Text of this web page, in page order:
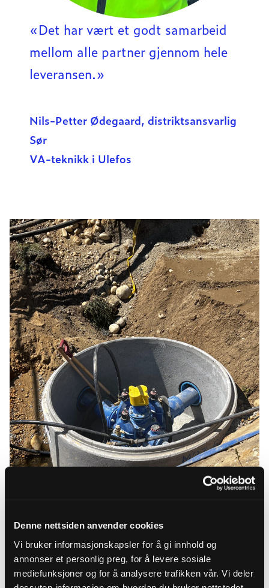
Denne nettsiden anvender cookies
Vi bruker informasjonskapsler for å gi innhold og
annonser et personlig preg, for å levere sosiale
mediefunksjoner og for å analysere trafikken vår. Vi deler
«Det har vært et godt samarbeid
mellom alle partner gjennom hele
leveransen.»
Nils-Petter Ødegaard, distriktsansvarlig
Sør
VA-teknikk i Ulefos